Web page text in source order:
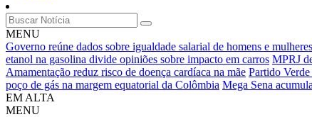
MENU
Governo reúne dados sobre igualdade salarial de homens e mulheres
etanol na gasolina divide opiniões sobre impacto em carros MPRJ
Amamentação reduz risco de doença cardíaca na mãe Partido
poço de gás na margem equatorial da Colômbia Mega Sena
EM ALTA
MENU